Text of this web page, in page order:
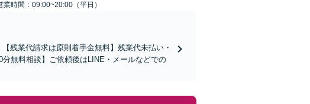
業時間：09:00~20:00（平日）
残業代請求は原則着手金無料】残業代未払い・
無料相談】ご依頼後はLINE・メールなどでの